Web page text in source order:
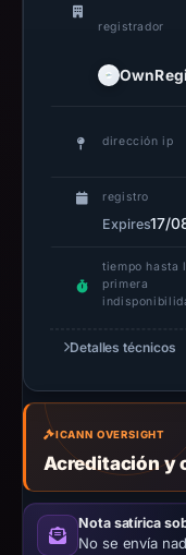
registrador
dirección ip
registro
Expires17/
tiempo hasta
primera
Detalles técnicos
ICANN OVERSIGHT
Acreditación y
Nota satírica
No se envía